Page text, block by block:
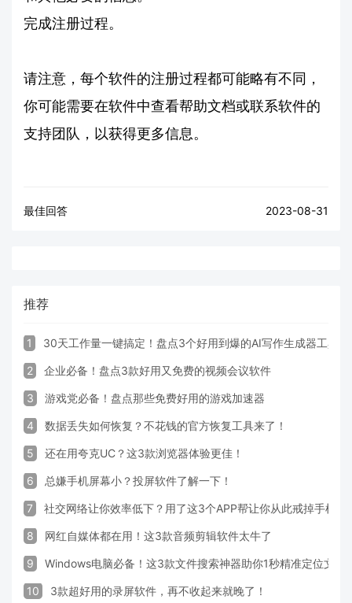
完成注册过程。
请注意，每个软件的注册过程都可能略有不同，
你可能需要在软件中查看帮助文档或联系软件的
支持团队，以获得更多信息。
最佳回答 2023-08-31
推荐
1 30天工作量一键搞定！盘点3个好用到爆的AI写作生成器工具
2 企业必备！盘点3款好用又免费的视频会议软件
3 游戏党必备！盘点那些免费好用的游戏加速器
4 数据丢失如何恢复？不花钱的官方恢复工具来了！
5 还在用夸克UC？这3款浏览器体验更佳！
6 总嫌手机屏幕小？投屏软件了解一下！
7 社交网络让你效率低下？用了这3个APP帮让你从此戒掉手机！
8 网红自媒体都在用！这3款音频剪辑软件太牛了
9 Windows电脑必备！这3款文件搜索神器助你1秒精准定位文件
10 3款超好用的录屏软件，再不收起来就晚了！